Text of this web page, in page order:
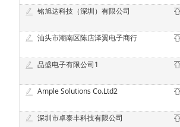
铭旭达科技（深圳）有限公司
汕头市潮南区陈店泽翼电子商行
品盛电子有限公司1
Ample Solutions Co.Ltd2
深圳市卓泰丰科技有限公司